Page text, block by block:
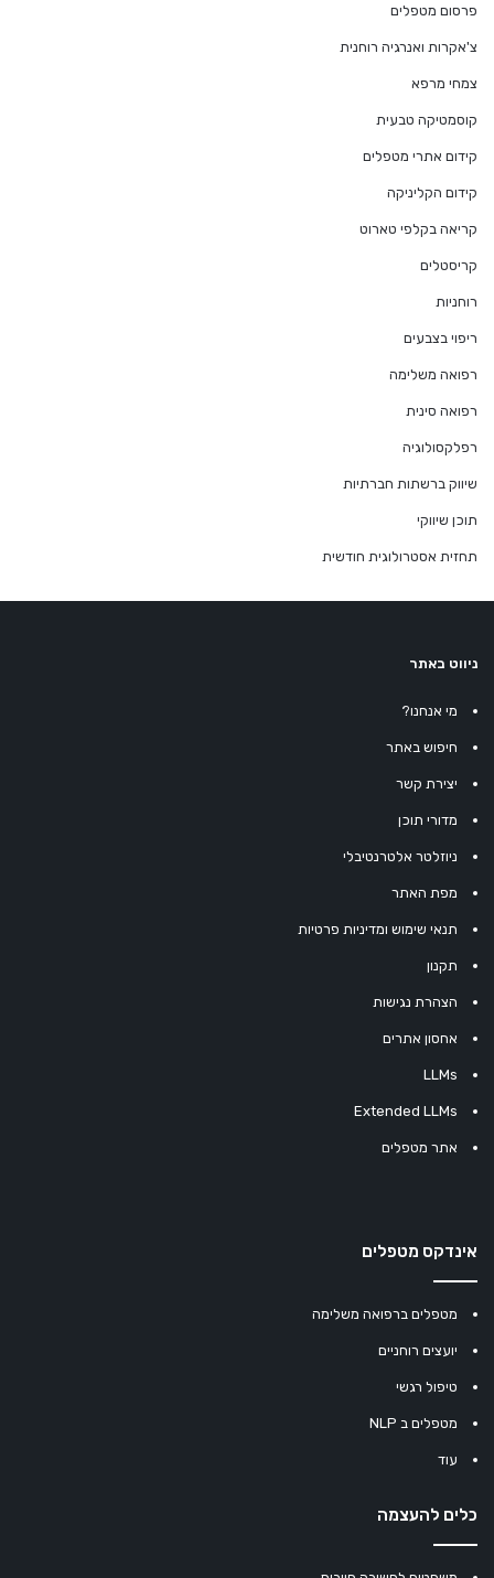
פרסום מטפלים
צ'אקרות ואנרגיה רוחנית
צמחי מרפא
קוסמטיקה טבעית
קידום אתרי מטפלים
קידום הקליניקה
קריאה בקלפי טארוט
קריסטלים
רוחניות
ריפוי בצבעים
רפואה משלימה
רפואה סינית
רפלקסולוגיה
שיווק ברשתות חברתיות
תוכן שיווקי
תחזית אסטרולוגית חודשית
ניווט באתר
מי אנחנו?
חיפוש באתר
יצירת קשר
מדורי תוכן
ניוזלטר אלטרנטיבלי
מפת האתר
תנאי שימוש ומדיניות פרטיות
תקנון
הצהרת נגישות
אחסון אתרים
LLMs
Extended LLMs
אתר מטפלים
אינדקס מטפלים
מטפלים ברפואה משלימה
יועצים רוחניים
טיפול רגשי
מטפלים ב NLP
עוד
כלים להעצמה